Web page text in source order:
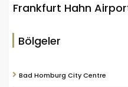
Frankfurt Hahn
Bölgeler
Bad Homburg City Centre